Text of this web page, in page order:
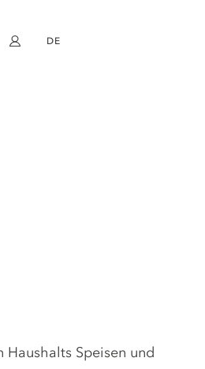
Mein Konto
DE
Speisen und